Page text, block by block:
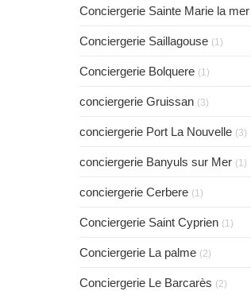
Conciergerie Sainte Marie la mer
Conciergerie Saillagouse (1)
Conciergerie Bolquere (1)
conciergerie Gruissan (3)
conciergerie Port La Nouvelle (3)
conciergerie Banyuls sur Mer (1)
conciergerie Cerbere (1)
Conciergerie Saint Cyprien (1)
Conciergerie La palme (2)
Conciergerie Le Barcarès (2)